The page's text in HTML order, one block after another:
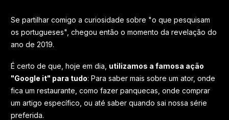
Se partilhar comigo a curiosidade sobre "o que pesquisam
os portugueses", chegou então o momento da revelação do
ano de 2019.
É certo de que, hoje em dia, utilizamos a famosa ação
"Google it" para tudo: Para saber mais sobre um ator, onde
fica um restaurante, como fazer panquecas, onde comprar
um artigo específico, ou até saber quando sai nossa série
preferida.